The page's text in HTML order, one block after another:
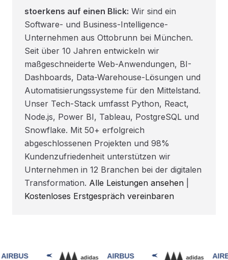
stoerkens auf einen Blick: Wir sind ein
Software- und Business-Intelligence-
Unternehmen aus Ottobrunn bei München.
Seit über 10 Jahren entwickeln wir
maßgeschneiderte Web-Anwendungen, BI-
Dashboards, Data-Warehouse-Lösungen und
Automatisierungssysteme für den Mittelstand.
Unser Tech-Stack umfasst Python, React,
Node.js, Power BI, Tableau, PostgreSQL und
Snowflake. Mit 50+ erfolgreich
abgeschlossenen Projekten und 98%
Kundenzufriedenheit unterstützen wir
Unternehmen in 12 Branchen bei der digitalen
Transformation. Alle Leistungen ansehen
Kostenloses Erstgespräch vereinbaren